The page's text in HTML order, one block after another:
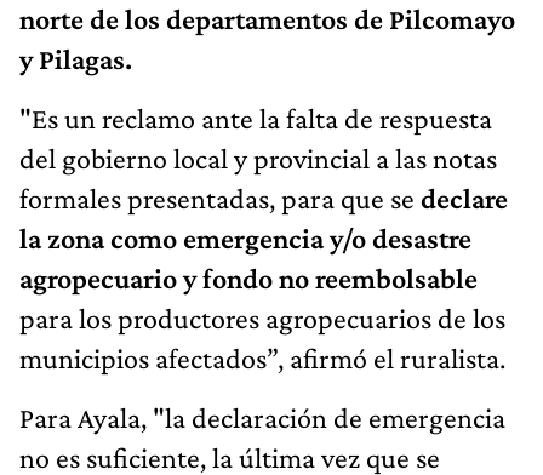
norte de los departamentos de Pilcomayo
y Pilagas.
"Es un reclamo ante la falta de respuesta
del gobierno local y provincial a las notas
formales presentadas, para que se declare
la zona como emergencia y/o desastre
agropecuario y fondo no reembolsable
para los productores agropecuarios de los
municipios afectados”, afirmó el ruralista.
Para Ayala, "la declaración de emergencia
no es suficiente, la última vez que se